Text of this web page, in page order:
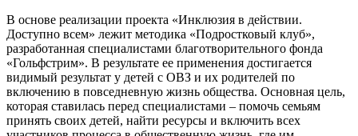
В основе реализации проекта «Инклюзия в действии.
Доступно всем» лежит методика «Подростковый клуб»,
разработанная специалистами благотворительного фонда
«Гольфстрим». В результате ее применения достигается
видимый результат у детей с ОВЗ и их родителей по
включению в повседневную жизнь общества. Основная цель,
которая ставилась перед специалистами – помочь семьям
принять своих детей, найти ресурсы и включить всех